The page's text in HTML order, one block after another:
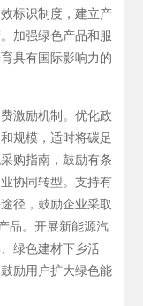
标识制度，建立产
加强绿色产品和服
具有国际影响力的
激励机制。优化政
规模，适时将碳足
购指南，鼓励有条
协同转型。支持有
径，鼓励企业采取
品。开展新能源汽
绿色建材下乡活
励用户扩大绿色能